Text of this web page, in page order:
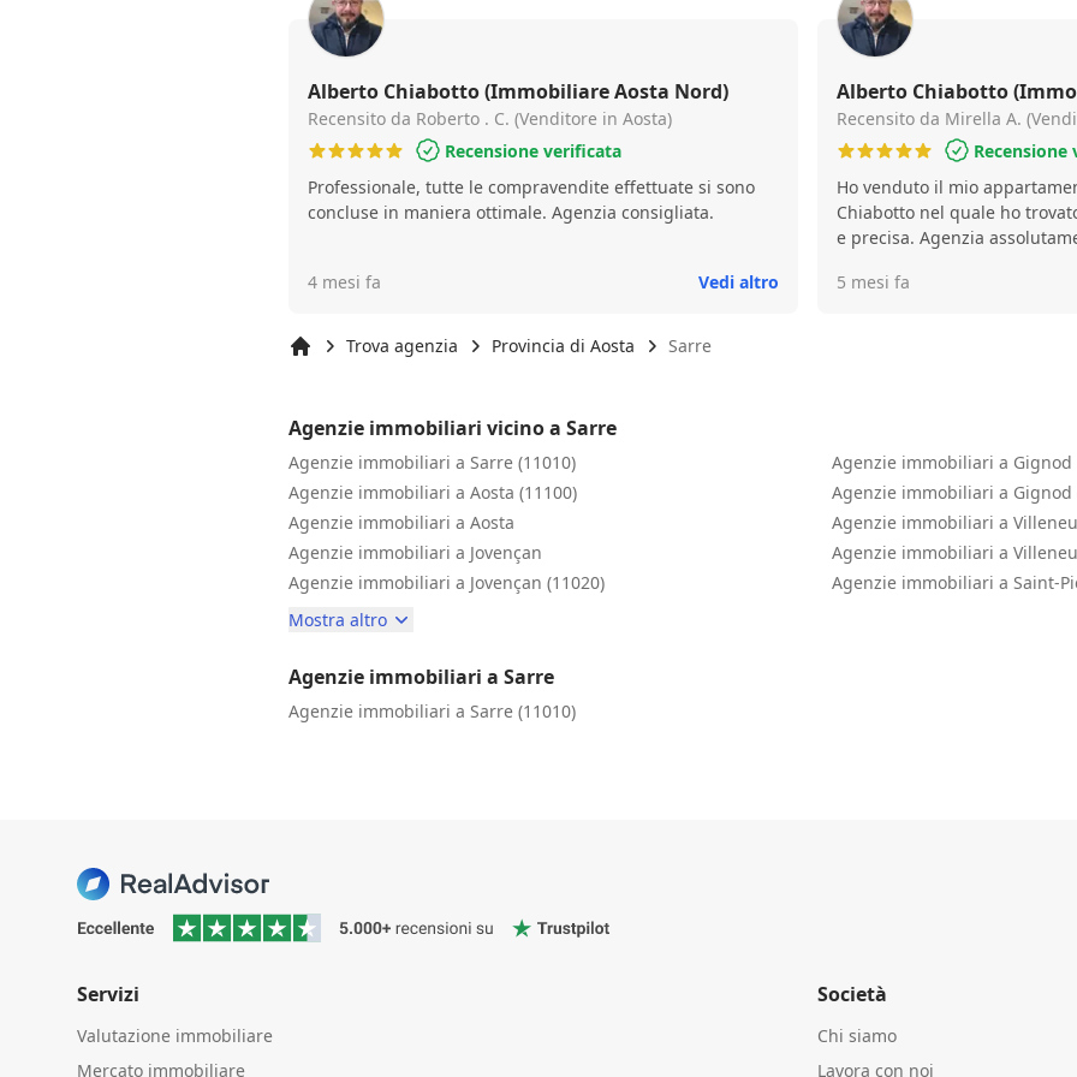
ogni nostro dubbio. Con la
Chiabotto ci ha seguito
ha saputo appianare le
controparte venditrice
azione di mediazione.
mutuo il dott. Chiabotto ha
reperire e fornire la
pratica. Infine, al momento
Chiabotto ha collaborato
notaio da noi scelto
Immobiliare ci ha seguito,
di Aosta Nord Immobiliare ci
senso di fiducia. Siamo molto
svolto da Aosta Nord
Alberto Chiabotto (Immobiliare Aosta Nord)
Recensito da Roberto . C. (Venditore in Aosta)
Recensione verificata
Professionale, tutte le compravendite effettuate si sono
concluse in maniera ottimale. Agenzia consigliata.
4 mesi fa Vedi altro
Alberto Chiabotto
Recensito da Mirella A.
Ho venduto il mio
Chiabotto nel quale ho
e precisa. Agenzia
5 mesi fa
Trova agenzia Provincia di Aosta Sarre
Agenzie immobiliari vicino a Sarre
Agenzie immobiliari a Sarre (11010)
Agenzie immobiliari a Aosta (11100)
Agenzie immobiliari a Aosta
Agenzie immobiliari a Jovençan
Agenzie immobiliari a Jovençan (11020)
Agenzie immobiliari a Gignod
Agenzie immobiliari a Gignod
Agenzie immobiliari a
Agenzie immobiliari a
Agenzie immobiliari a Saint-
Mostra altro
Agenzie immobiliari a Sarre
Agenzie immobiliari a Sarre (11010)
Servizi
Valutazione immobiliare
Mercato immobiliare
Società
Chi siamo
Lavora con noi